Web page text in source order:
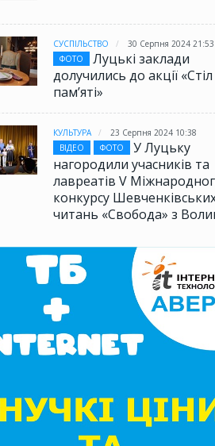
СУСПІЛЬСТВО
30 Серпня 2024 21:53
ФОТО
Луцькі заклади
долучились до акції «Стіл
памʼяті»
КУЛЬТУРА
23 Серпня 2024 10:38
ВІДЕО
ФОТО
У Луцьку
нагородили учасників та
лавреатів V
конкурсу
читань «Свобода» з